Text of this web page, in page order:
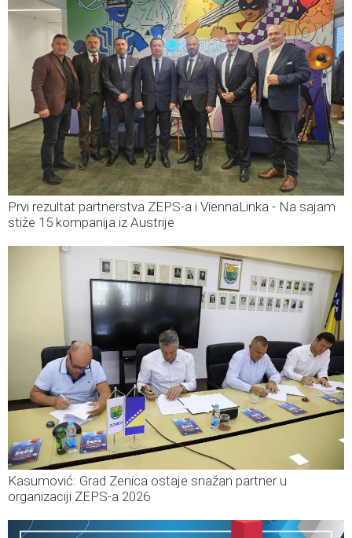
Prvi rezultat partnerstva ZEPS-a i ViennaLinka - Na sajam
stiže 15 kompanija iz Austrije
Kasumović: Grad Zenica ostaje snažan partner u
organizaciji ZEPS-a 2026